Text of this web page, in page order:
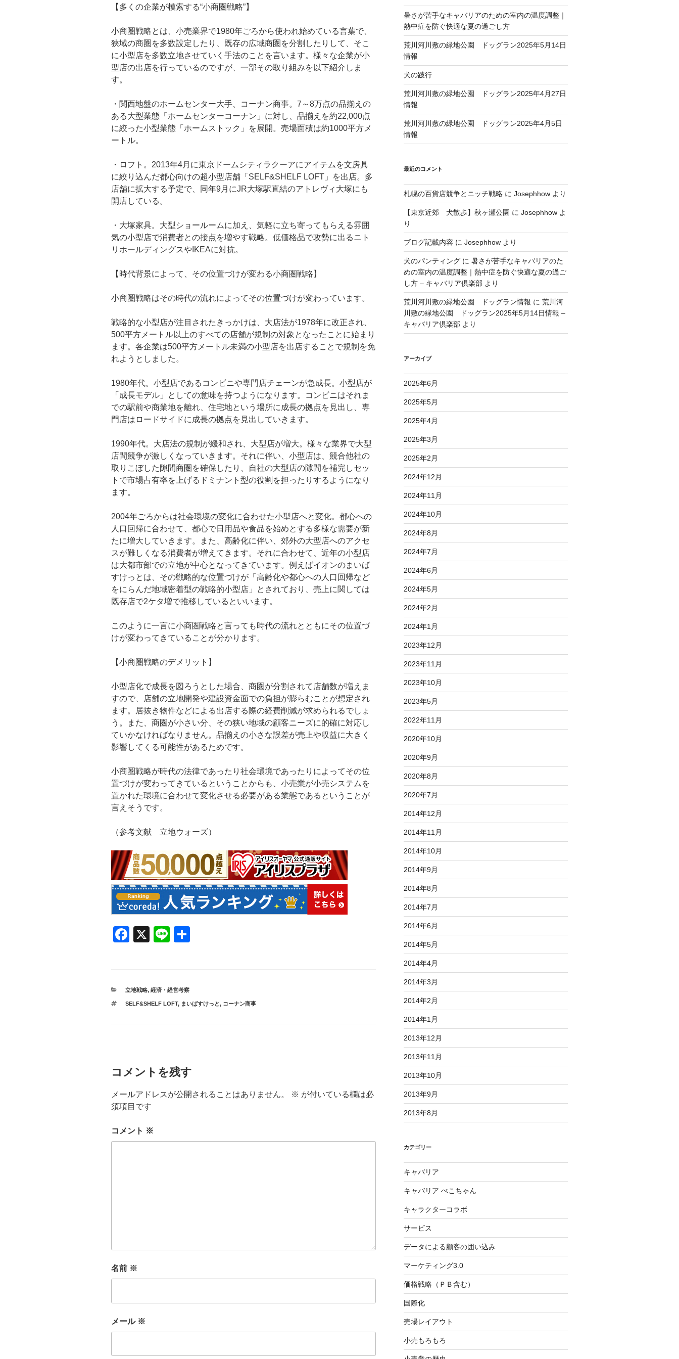
【多くの企業が模索する“小商圏戦略”】
小商圏戦略とは、小売業界で1980年ごろから使われ始めている言葉で、
狭域の商圏を多数設定したり、既存の広域商圏を分割したりして、そこ
に小型店を多数立地させていく手法のことを言います。様々な企業が小
型店の出店を行っているのですが、一部その取り組みを以下紹介しま
す。
・関西地盤のホームセンター大手、コーナン商事。7～8万点の品揃えの
ある大型業態「ホームセンターコーナン」に対し、品揃えを約22,000点
に絞った小型業態「ホームストック」を展開。売場面積は約1000平方メ
ートル。
・ロフト。2013年4月に東京ドームシティラクーアにアイテムを文房具
に絞り込んだ都心向けの超小型店舗「SELF&SHELF LOFT」を出店。多
店舗に拡大する予定で、同年9月にJR大塚駅直結のアトレヴィ大塚にも
開店している。
・大塚家具。大型ショールームに加え、気軽に立ち寄ってもらえる雰囲
気の小型店で消費者との接点を増やす戦略。低価格品で攻勢に出るニト
リホールディングスやIKEAに対抗。
【時代背景によって、その位置づけが変わる小商圏戦略】
小商圏戦略はその時代の流れによってその位置づけが変わっています。
戦略的な小型店が注目されたきっかけは、大店法が1978年に改正され、
500平方メートル以上のすべての店舗が規制の対象となったことに始まり
ます。各企業は500平方メートル未満の小型店を出店することで規制を免
れようとしました。
1980年代。小型店であるコンビニや専門店チェーンが急成長。小型店が
「成長モデル」としての意味を持つようになります。コンビニはそれま
での駅前や商業地を離れ、住宅地という場所に成長の拠点を見出し、専
門店はロードサイドに成長の拠点を見出していきます。
1990年代。大店法の規制が緩和され、大型店が増大。様々な業界で大型
店間競争が激しくなっていきます。それに伴い、小型店は、競合他社の
取りこぼした隙間商圏を確保したり、自社の大型店の隙間を補完しセッ
トで市場占有率を上げるドミナント型の役割を担ったりするようになり
ます。
2004年ごろからは社会環境の変化に合わせた小型店へと変化。都心への
人口回帰に合わせて、都心で日用品や食品を始めとする多様な需要が新
たに増大していきます。また、高齢化に伴い、郊外の大型店へのアクセ
スが難しくなる消費者が増えてきます。それに合わせて、近年の小型店
は大都市部での立地が中心となってきています。例えばイオンのまいば
すけっとは、その戦略的な位置づけが「高齢化や都心への人口回帰など
をにらんだ地域密着型の戦略的小型店」とされており、売上に関しては
既存店で2ケタ増で推移しているといいます。
このように一言に小商圏戦略と言っても時代の流れとともにその位置づ
けが変わってきていることが分かります。
【小商圏戦略のデメリット】
小型店化で成長を図ろうとした場合、商圏が分割されて店舗数が増えま
すので、店舗の立地開発や建設資金面での負担が膨らむことが想定され
ます。居抜き物件などによる出店する際の経費削減が求められるでしょ
う。また、商圏が小さい分、その狭い地域の顧客ニーズに的確に対応し
ていかなければなりません。品揃えの小さな誤差が売上や収益に大きく
影響してくる可能性があるためです。
小商圏戦略が時代の法律であったり社会環境であったりによってその位
置づけが変わってきているということからも、小売業が小売システムを
置かれた環境に合わせて変化させる必要がある業態であるということが
言えそうです。
（参考文献 立地ウォーズ）
F
e
b
X
Li
カ
ゴ
立地戦略, 経済・経営考察
タ
SELF&SHELF LOFT, まいばすけっと, コーナン商事
コメントを残す
メールアドレスが公開されることはありません。 ※ が付いている欄は必
須項目です
コメント ※
名前 ※
メール ※
暑さが苦手なキャバリアのための室内の温度調整｜
熱中症を防ぐ快適な夏の過ごし方
荒川河川敷の緑地公園 ドッグラン2025年5月14日
情報
犬の跛行
荒川河川敷の緑地公園 ドッグラン2025年4月27日
情報
荒川河川敷の緑地公園 ドッグラン2025年4月5日
情報
最近のコメント
札幌の百貨店競争とニッチ戦略に Josephhowより
【東京近郊 犬散歩】秋ヶ瀬公園 に Josephhowよ
り
ブログ記載内容 に Josephhowより
犬のパンティングに 暑さが苦手なキャバリアのた
めの室内の温度調整｜熱中症を防ぐ快適な夏の過ご
し方 – キャバリア倶楽部より
荒川河川敷の緑地公園 ドッグラン情報 に 荒川河
川敷の緑地公園 ドッグラン2025年5月14日情報 –
キャバリア倶楽部より
アーカイブ
2025年6月
2025年5月
2025年4月
2025年3月
2025年2月
2024年12月
2024年11月
2024年10月
2024年8月
2024年7月
2024年6月
2024年5月
2024年2月
2024年1月
2023年12月
2023年11月
2023年10月
2023年5月
2022年11月
2020年10月
2020年9月
2020年8月
2020年7月
2014年12月
2014年11月
2014年10月
2014年9月
2014年8月
2014年7月
2014年6月
2014年5月
2014年4月
2014年3月
2014年2月
2014年1月
2013年12月
2013年11月
2013年10月
2013年9月
2013年8月
カテゴリー
キャバリア
キャバリア ぺこちゃん
キャラクターコラボ
サービス
データによる顧客の囲い込み
マーケティング3.0
価格戦略（ＰＢ含む）
国際化
売場レイアウト
小売もろもろ